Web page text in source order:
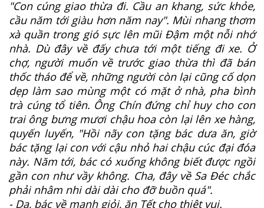
"Con cúng giao thừa đi. Cầu an khang, sức khỏe,
cầu năm tới giàu hơn năm nay". Mùi nhang thơm
xà quần trong gió sực lên mũi Đậm một nỗi nhớ
nhà. Dù đây về đấy chưa tới một tiếng đi xe. Ở
chợ, người muốn về trước giao thừa thì đã bán
thốc tháo để về, những người còn lại cũng cố dọn
dẹp làm sao mùng một có mặt ở nhà, pha bình
trà cúng tổ tiên. Ông Chín đứng chỉ huy cho con
trai ông bưng mươi chậu hoa còn lại lên xe hàng,
quyến luyến, "Hồi nãy con tặng bác dưa ăn, giờ
bác tặng lại con với cậu nhỏ hai chậu cúc đại đóa
này. Năm tới, bác có xuống không biết được ngồi
gần con như vầy không. Cha, đây về Sa Đéc chắc
phải nhâm nhi dài dài cho đỡ buồn quá".
- Dạ, bác về mạnh giỏi, ăn Tết cho thiệt vui.